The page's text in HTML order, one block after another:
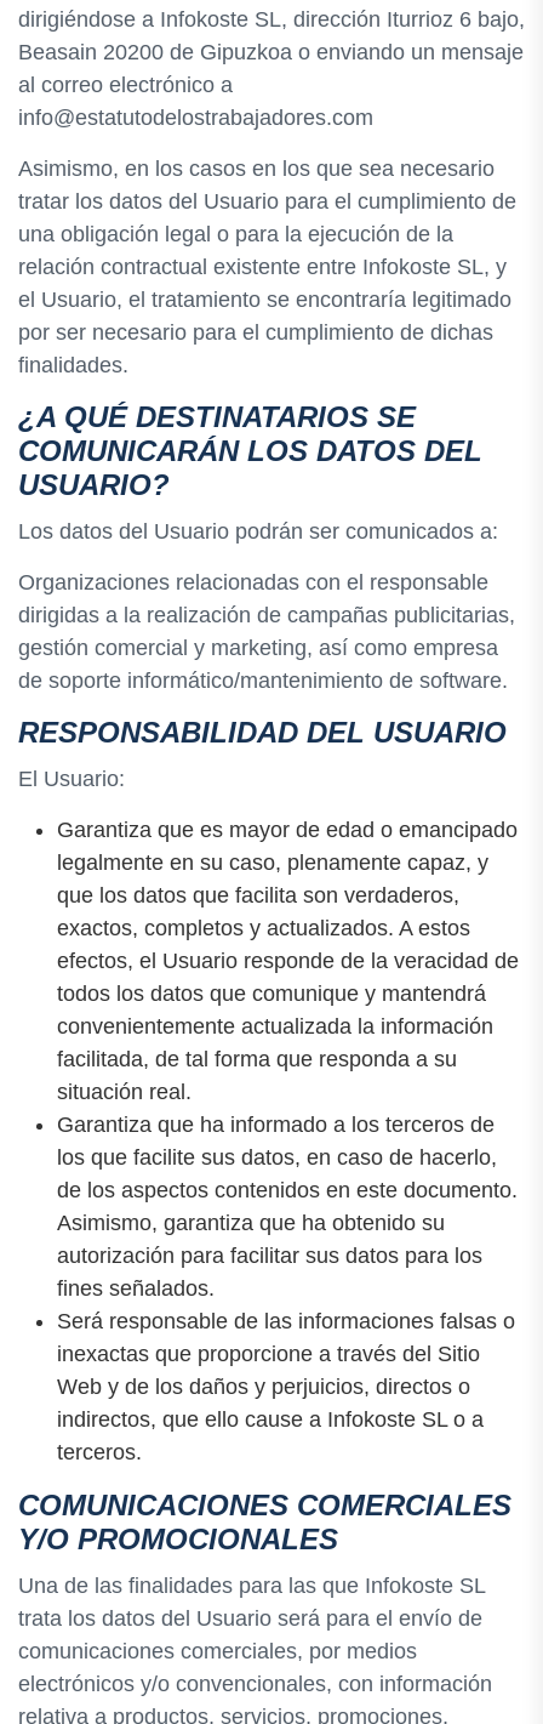
dirigiéndose a Infokoste SL, dirección Iturrioz 6 bajo,
Beasain 20200 de Gipuzkoa o enviando un mensaje
al correo electrónico a
info@estatutodelostrabajadores.com
Asimismo, en los casos en los que sea necesario
tratar los datos del Usuario para el cumplimiento de
una obligación legal o para la ejecución de la
relación contractual existente entre Infokoste SL, y
el Usuario, el tratamiento se encontraría legitimado
por ser necesario para el cumplimiento de dichas
finalidades.
¿A QUÉ DESTINATARIOS SE
COMUNICARÁN LOS DATOS DEL
USUARIO?
Los datos del Usuario podrán ser comunicados a:
Organizaciones relacionadas con el responsable
dirigidas a la realización de campañas publicitarias,
gestión comercial y marketing, así como empresa
de soporte informático/mantenimiento de software.
RESPONSABILIDAD DEL USUARIO
El Usuario:
Garantiza que es mayor de edad o emancipado
legalmente en su caso, plenamente capaz, y
que los datos que facilita son verdaderos,
exactos, completos y actualizados. A estos
efectos, el Usuario responde de la veracidad de
todos los datos que comunique y mantendrá
convenientemente actualizada la información
facilitada, de tal forma que responda a su
situación real.
Garantiza que ha informado a los terceros de
los que facilite sus datos, en caso de hacerlo,
de los aspectos contenidos en este documento.
Asimismo, garantiza que ha obtenido su
autorización para facilitar sus datos para los
fines señalados.
Será responsable de las informaciones falsas o
inexactas que proporcione a través del Sitio
Web y de los daños y perjuicios, directos o
indirectos, que ello cause a Infokoste SL o a
terceros.
COMUNICACIONES COMERCIALES
Y/O PROMOCIONALES
Una de las finalidades para las que Infokoste SL
trata los datos del Usuario será para el envío de
comunicaciones comerciales, por medios
electrónicos y/o convencionales, con información
relativa a productos, servicios, promociones,